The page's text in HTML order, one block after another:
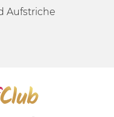
Aufstriche